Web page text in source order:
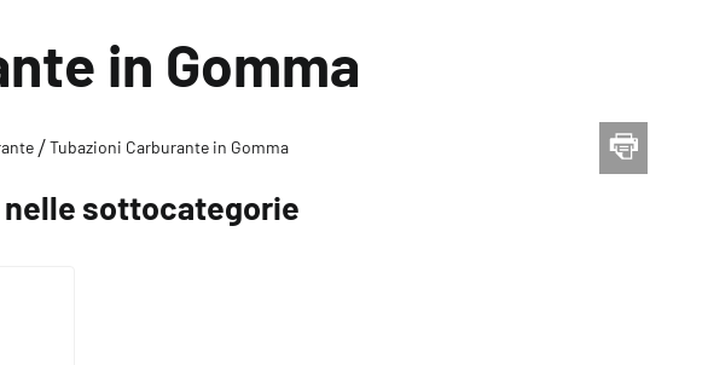
in Gomma
Tubazioni Carburante in Gomma
nelle sottocategorie